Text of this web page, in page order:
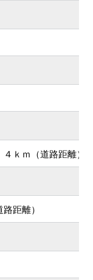
ｍ（道路距離）
距離）